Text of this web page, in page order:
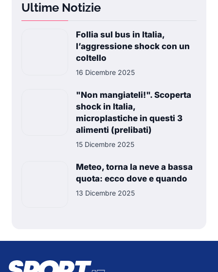
Ultime Notizie
Follia sul bus in Italia,
l’aggressione shock con un
coltello
16 Dicembre 2025
"Non mangiateli!". Scoperta
shock in Italia,
microplastiche in questi 3
alimenti (prelibati)
15 Dicembre 2025
Meteo, torna la neve a bassa
quota: ecco dove e quando
13 Dicembre 2025